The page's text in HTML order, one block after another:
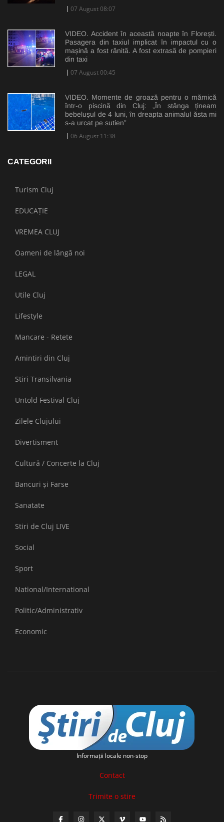
07 August 08:07
VIDEO. Accident în această noapte în Florești.
Pasagera din taxiul implicat în impactul cu o
mașină a fost rănită. A fost extrasă de pompieri
din taxi
07 August 00:45
VIDEO. Momente de groază pentru o mămică
într-o piscină din Cluj: „În stânga țineam
bebelușul de 4 luni, în dreapta animalul ăsta mi
s-a urcat pe sutien”
06 August 11:38
CATEGORII
Turism Cluj
EDUCAȚIE
VREMEA CLUJ
Oameni de lângă noi
LEGAL
Utile Cluj
Lifestyle
Mancare - Retete
Amintiri din Cluj
Stiri Transilvania
Untold Festival Cluj
Zilele Clujului
Divertisment
Cultură / Concerte la Cluj
Bancuri și Farse
Sanatate
Stiri de Cluj LIVE
Social
Sport
National/International
Politic/Administrativ
Economic
Informaţii locale non-stop
Contact
Trimite o stire